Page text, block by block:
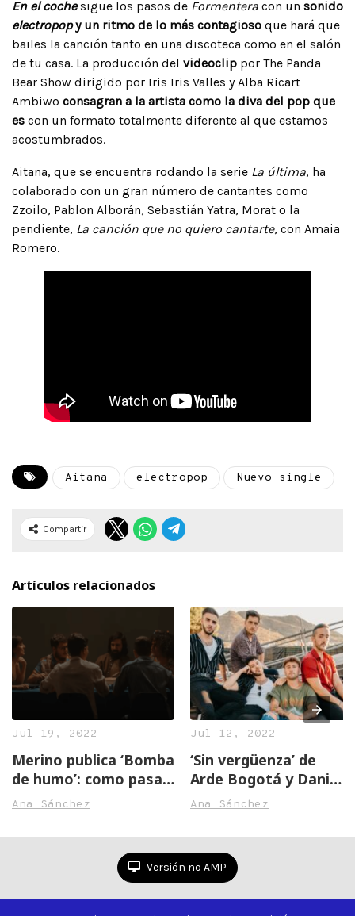
En el cochesigue los pasos de Formentera con un sonido
electropopy un ritmo de lo más contagioso que hará que
bailes la canción tanto en una discoteca como en el salón
de tu casa. La producción del videoclip por The Panda
Bear Show dirigido por Iris Iris Valles y Alba Ricart
Ambiwo consagran a la artista como la diva del pop que
es con un formato totalmente diferente al que estamos
acostumbrados.
Aitana, que se encuentra rodando la serie La última, ha
colaborado con un gran número de cantantes como
Zzoilo, Pablon Alborán, Sebastián Yatra, Morat o la
pendiente, La canción que no quiero cantarte, con Amaia
Romero.
Aitana electropop Nuevo single
Compartir
Artículos relacionados
Jul 19, 2022
Merino publica ‘Bomba
de humo’: como pasar
de serlo todo a no ser
Ana Sánchez
Jul 12, 2022
‘Sin vergüenza’ de
Arde Bogotá y Dani
Fernández, un canto a
Ana Sánchez
Versión no AMP